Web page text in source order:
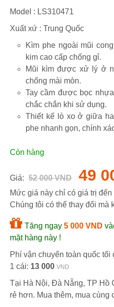
Model : LS310471
Xuất xứ : Trung Quốc
Kìm phe ngoài mũi cong được chế tạo từ thép hợp
kim cao cấp chống gỉ.
Mũi kìm được xử lý ở nhiệt độ cao tăng khả năng
chống mài mòn.
Tay cầm được bọc nhựa mềm nhưng có độ ma sát,
chắc chắn khi sử dụng.
Thiết kế lò xo ở giữa hai tay kìm, giúp thao tác mở
phe nhanh gọn, chính
Còn hàng
Giá: 52 000 VND 49
Mức giá này chỉ có giá trị đến
Chúng tôi có thể thay đổi mà
Tặng ngay 5 000 VND
mặt hàng này !
Phí vận chuyển toàn quốc tối
1 cái: 13 000 VND
Tại Hà Nội, Đà Nẵng, TP Hồ
rẻ hơn. Mua thêm, mua cùng